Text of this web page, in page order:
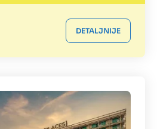
DETALJNIJE